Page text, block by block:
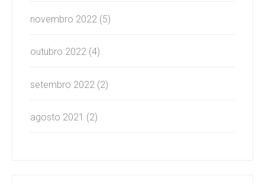
novembro 2022 (5)
outubro 2022 (4)
setembro 2022 (2)
agosto 2021 (2)